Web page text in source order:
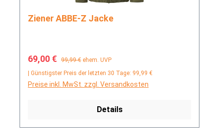
Ziener ABBE-Z Jacke
Verkaufspreis:
69,00 € Regulärer Preis:
99,99 € ehem. UVP
| Günstigster Preis der letzten 30 Tage: 99,99 €
Preise inkl. MwSt. zzgl. Versandkosten
Details